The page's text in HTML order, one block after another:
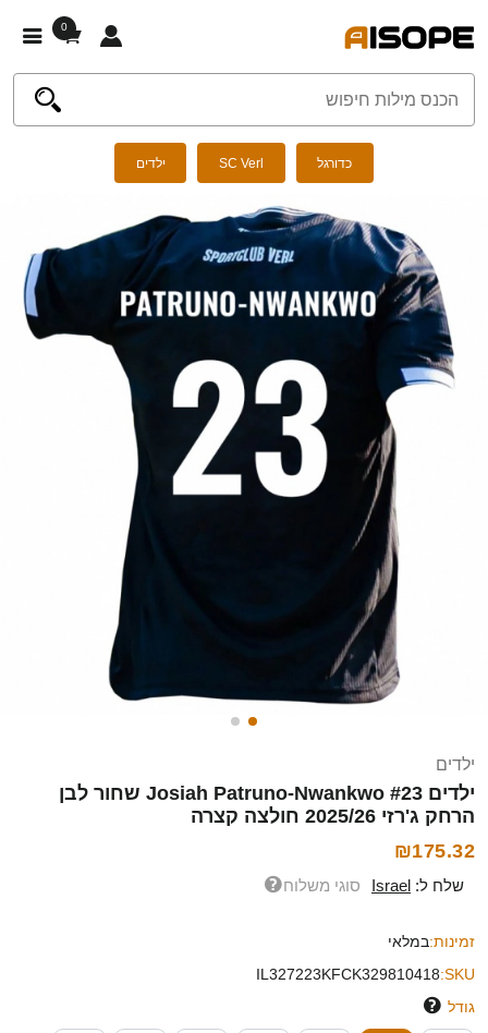
0
כדורגל SC Verl ילדים
ילדים
ילדים Josiah Patruno-Nwankwo #23 שחור לבן
הרחק ג'רזי 2025/26 חולצה קצרה
₪175.32
שלח ל: Israel סוגי משלוח
זמינות:במלאי
SKU:
IL327223KFCK329810418
גודל